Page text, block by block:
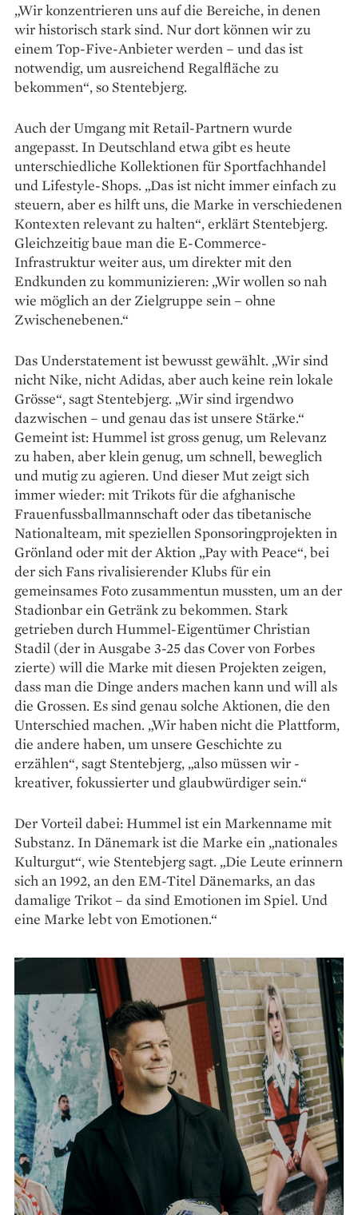
„Wir konzentrieren uns auf die Bereiche, in denen
wir historisch stark sind. Nur dort können wir zu
einem Top-Five-Anbieter werden – und das ist
notwendig, um ausreichend ­Regalfläche zu
bekommen“, so Stentebjerg.
Auch der Umgang mit Retail-Partnern wurde
angepasst. In Deutschland etwa gibt es heute
unterschiedliche Kollektionen für Sportfachhandel
und Lifestyle-Shops. „Das ist nicht immer einfach zu
steuern, aber es hilft uns, die Marke in verschiedenen
Kontexten relevant zu halten“, erklärt Stentebjerg.
Gleichzeitig baue man die E-Commerce-
Infrastruktur weiter aus, um direkter mit den
Endkunden zu kommuni­zieren: „Wir wollen so nah
wie möglich an der Zielgruppe sein – ohne
Zwischenebenen.“
Das Understatement ist bewusst gewählt. „Wir sind
nicht Nike, nicht Adidas, aber auch keine rein lokale
Grösse“, sagt Stentebjerg. „Wir sind irgendwo
dazwischen – und genau das ist unsere Stärke.“
Gemeint ist: Hummel ist gross genug, um Relevanz
zu haben, aber klein genug, um schnell, beweglich
und mutig zu agieren. Und dieser Mut zeigt sich
immer wieder: mit Trikots für die afghanische
Frauenfussballmannschaft oder das tibetanische
Nationalteam, mit speziellen Sponsoringprojekten in
Grönland oder mit der Aktion „Pay with Peace“, bei
der sich Fans ­rivalisierender Klubs für ein
gemeinsames Foto zusammentun mussten, um an der
Stadionbar ein Getränk zu bekommen. Stark
getrieben durch Hummel-Eigentümer Christian
Stadil (der in Ausgabe 3-25 das Cover von Forbes
zierte) will die Marke mit diesen Projekten zeigen,
dass man die Dinge anders machen kann und will als
die Grossen. Es sind genau solche Aktionen, die den
Unterschied machen. „Wir haben nicht die Plattform,
die andere haben, um unsere Geschichte zu
erzählen“, sagt Stentebjerg, „also müssen wir ­
kreativer, fokussierter und glaubwürdiger sein.“
Der Vorteil dabei: Hummel ist ein Markenname mit
Sub­stanz. In Dänemark ist die Marke ein „nationales
Kulturgut“, wie Stentebjerg sagt. „Die Leute erinnern
sich an 1992, an den EM-­Titel Dänemarks, an das
damalige Trikot – da sind Emotionen im Spiel. Und
eine Marke lebt von Emotionen.“